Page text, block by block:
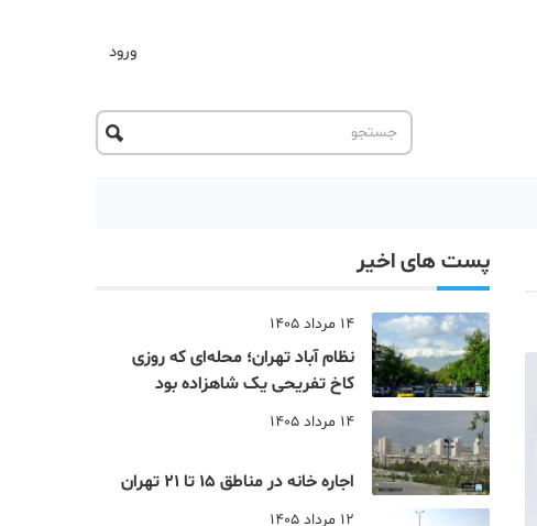
ورود
پست های اخیر
14 مرداد 1405
نظام‌ آباد تهران؛ محله‌ای که روزی
کاخ تفریحی یک شاهزاده بود
14 مرداد 1405
اجاره خانه در مناطق 15 تا 21 تهران
12 مرداد 1405